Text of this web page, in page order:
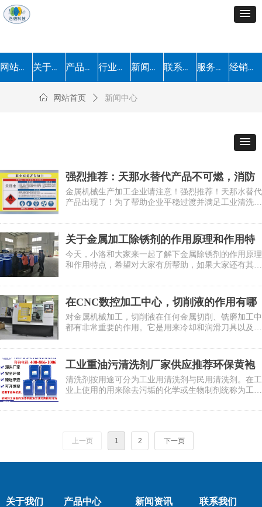
网站首页 关于我们 产品中心 行业解决方案 新闻中心 联系我们 服务流程 经销加盟
ꀇ 网站首页 ꄲ 新闻中心
强烈推荐：天那水替代产品不可燃，消防
+ 环保双重合规
金属机械生产加工企业请注意！强烈推荐！天那水替代
产品出现了！为了帮助企业平稳过渡并满足工业清洗需
全环保的理想替代方案。该产品具备不可燃、无毒无害
的特性，彻底规避天那水的安全隐患，符合环保法规要
求，轻松应对各类消防与环保检查。
关于金属加工除锈剂的作用原理和作用特
点
今天，小洛和大家来一起了解下金属除锈剂的作用原理
和作用特点，希望对大家有所帮助，如果大家还有其它
话 400-806-1006
在CNC数控加工中心，切削液的作用有哪
些？
对金属机械加工，切削液在任何金属切削、铣磨加工中
都有非常重要的作用。它是用来冷却和润滑刀具以及加
复合配合而成，同时具备良好的冷却性能、润滑性能、
防锈性能、除油清洗功能、防腐功能、易稀释特点。除
此之外，切削液还有无毒、无味、对人体无侵蚀、对设
备不腐蚀、对环境不污染的优点。
工业重油污清洗剂厂家供应推荐环保黄袍
油污水性清洗剂
清洗剂按用途可分为工业用清洗剂与民用清洗剂。在工
业上使用的用来除去污垢的化学或生物制剂统称为工业
清洗剂 虽然说是应用于工业上的，其实民用家用的也
具，效果比一般的厨房家用强力去污剂会好一点，然后
我们这边厂家出货，价格也是很实惠的，总而言之，性
价比是很高的一款可以用于家用的工业的油污清洗剂，
尤其是重油污的清洗效果很不错的。
上一页 1 2 下一页
关于我们 产品中心 新闻资讯 联系我们